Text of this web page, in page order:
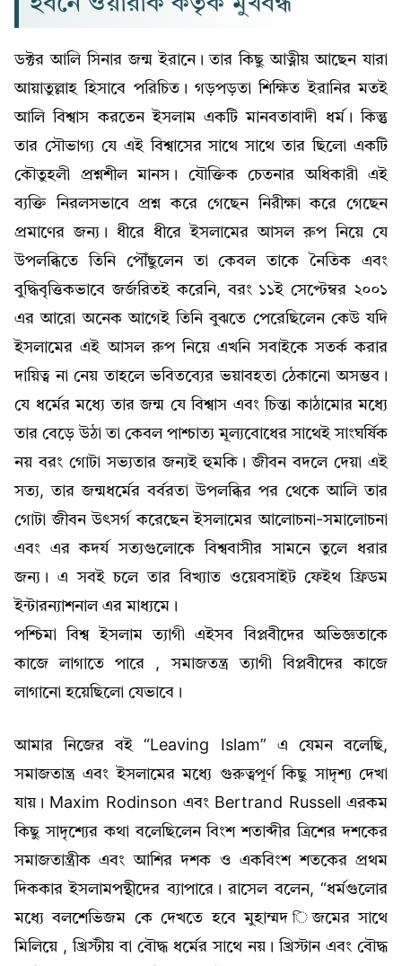
ডক্টর আলি সিনার জন্ম ইরানে। তার কিছু আত্নীয় আছেন যারা
আয়াতুল্লাহ হিসাবে পরিচিত। গড়পড়তা শিক্ষিত ইরানির মতই
আলি বিশ্বাস করতেন ইসলাম একটি মানবতাবাদী ধর্ম। কিন্তু
তার সৌভাগ্য যে এই বিশ্বাসের সাথে সাথে তার ছিলো একটি
কৌতুহলী প্রশ্নশীল মানস। যৌক্তিক চেতনার অধিকারী এই
ব্যক্তি নিরলসভাবে প্রশ্ন করে গেছেন নিরীক্ষা করে গেছেন
প্রমাণের জন্য। ধীরে ধীরে ইসলামের আসল রুপ নিয়ে যে
উপলব্ধিতে তিনি পৌঁছুলেন তা কেবল তাকে নৈতিক এবং
বুদ্ধিবৃত্তিকভাবে জর্জরিতই করেনি, বরং ১১ই সেপ্টেম্বর ২০০১
এর আরো অনেক আগেই তিনি বুঝতে পেরেছিলেন কেউ যদি
ইসলামের এই আসল রুপ নিয়ে এখনি সবাইকে সতর্ক করার
দায়িত্ব না নেয় তাহলে ভবিতব্যের ভয়াবহতা ঠেকানো অসম্ভব।
যে ধর্মের মধ্যে তার জন্ম যে বিশ্বাস এবং চিন্তা কাঠামোর মধ্যে
তার বেড়ে উঠা তা কেবল পাশ্চাত্য মূল্যবোধের সাথেই সাংঘর্ষিক
নয় বরং গোটা সভ্যতার জন্যই হুমকি। জীবন বদলে দেয়া এই
সত্য, তার জন্মধর্মের বর্বরতা উপলব্ধির পর থেকে আলি তার
গোটা জীবন উৎসর্গ করেছেন ইসলামের আলোচনা-সমালোচনা
এবং এর কদর্য সত্যগুলোকে বিশ্ববাসীর সামনে তুলে ধরার
জন্য। এ সবই চলে তার বিখ্যাত ওয়েবসাইট ফেইথ ফ্রিডম
ইন্টারন্যাশনাল এর মাধ্যমে।
পশ্চিমা বিশ্ব ইসলাম ত্যাগী এইসব বিপ্লবীদের অভিজ্ঞতাকে
কাজে লাগাতে পারে , সমাজতন্ত্র ত্যাগী বিপ্লবীদের কাজে
লাগানো হয়েছিলো যেভাবে।
আমার নিজের বই “Leaving Islam” এ যেমন বলেছি,
সমাজতান্ত্র এবং ইসলামের মধ্যে গুরুত্বপূর্ণ কিছু সাদৃশ্য দেখা
যায়। Maxim Rodinson এবং Bertrand Russell এরকম
কিছু সাদৃশ্যের কথা বলেছিলেন বিংশ শতাব্দীর ত্রিশের দশকের
সমাজতান্ত্রীক এবং আশির দশক ও একবিংশ শতকের প্রথম
দিককার ইসলামপন্থীদের ব্যাপারে। রাসেল বলেন, “ধর্মগুলোর
মধ্যে বলশেভিজম কে দেখতে হবে মুহাম্মদ িজমের সাথে
মিলিয়ে , খ্রিস্টীয় বা বৌদ্ধ ধর্মের সাথে নয়। খ্রিস্টান এবং বৌদ্ধ